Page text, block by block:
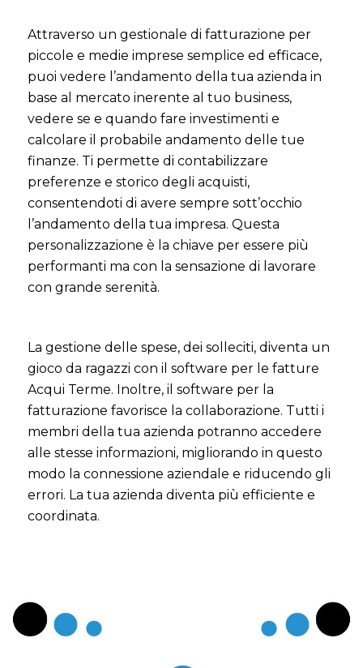
Attraverso un gestionale di fatturazione per
piccole e medie imprese semplice ed efficace,
puoi vedere l’andamento della tua azienda in
base al mercato inerente al tuo business,
vedere se e quando fare investimenti e
calcolare il probabile andamento delle tue
finanze. Ti permette di contabilizzare
preferenze e storico degli acquisti,
consentendoti di avere sempre sott’occhio
l’andamento della tua impresa. Questa
personalizzazione è la chiave per essere più
performanti ma con la sensazione di lavorare
con grande serenità.
La gestione delle spese, dei solleciti, diventa un
gioco da ragazzi con il software per le fatture
Acqui Terme. Inoltre, il software per la
fatturazione favorisce la collaborazione. Tutti i
membri della tua azienda potranno accedere
alle stesse informazioni, migliorando in questo
modo la connessione aziendale e riducendo gli
errori. La tua azienda diventa più efficiente e
coordinata.